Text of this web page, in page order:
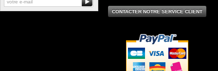
CONTACTER NOTRE SERVICE CLIENT